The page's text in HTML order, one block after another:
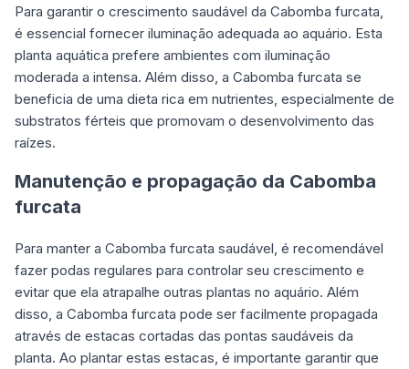
Para garantir o crescimento saudável da Cabomba furcata,
é essencial fornecer iluminação adequada ao aquário. Esta
planta aquática prefere ambientes com iluminação
moderada a intensa. Além disso, a Cabomba furcata se
beneficia de uma dieta rica em nutrientes, especialmente de
substratos férteis que promovam o desenvolvimento das
raízes.
Manutenção e propagação da Cabomba
furcata
Para manter a Cabomba furcata saudável, é recomendável
fazer podas regulares para controlar seu crescimento e
evitar que ela atrapalhe outras plantas no aquário. Além
disso, a Cabomba furcata pode ser facilmente propagada
através de estacas cortadas das pontas saudáveis da
planta. Ao plantar estas estacas, é importante garantir que